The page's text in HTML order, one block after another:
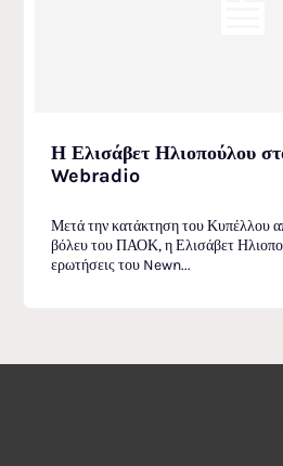
Η Ελισάβετ Ηλιοπούλου
Webradio
Μετά την κατάκτηση του Κυπέλλου
βόλευ του ΠΑΟΚ, η Ελισάβετ
ερωτήσεις του Newn...